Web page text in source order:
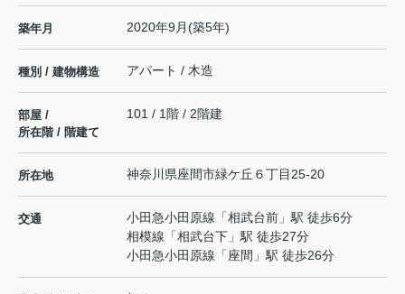
築年月 2020年9月(築5年)
種別 / 建物構造 アパート / 木造
部屋 /
所在階 / 階建て
101 / 1階 / 2階建
所在地 神奈川県座間市緑ケ丘 ６丁目25-20
交通 小田急小田原線 「相武台前 」駅 徒歩6分
相模線 「相武台下 」駅 徒歩27分
小田急小田原線 「座間 」駅 徒歩26分